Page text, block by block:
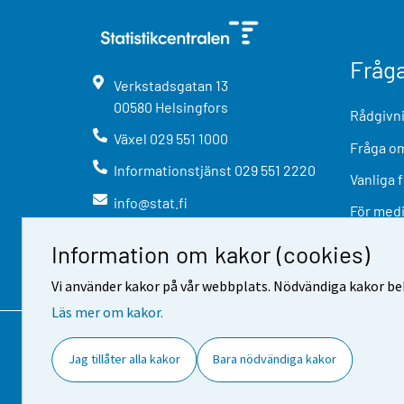
Information om kakor (cookies)
Vi använder kakor på vår webbplats. Nödvändiga kakor
Läs mer om kakor.
Jag tillåter alla kakor Bara nödvändiga kakor
Verkstadsgatan 13
00580 Helsingfors
Växel 029 551 1000
Informationstjänst 029 551 2220
info@stat.fi
Fråga
Vanliga
För
Kontaktinformation Respons